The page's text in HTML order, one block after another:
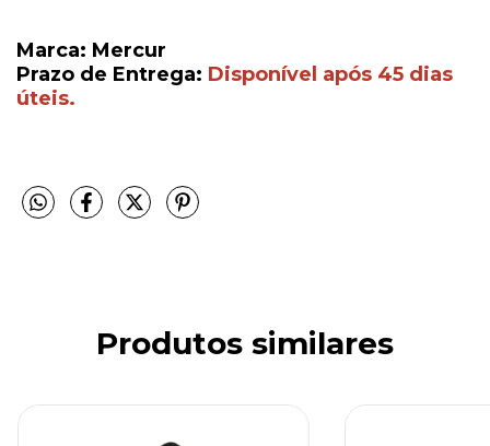
Marca: Mercur
Prazo de Entrega: Disponível após 45 dias
úteis.
Produtos similares